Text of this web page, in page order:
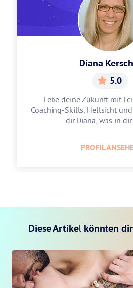
Diana
5.0
Lebe deine Zukunft mit
Coaching-Skills, Hellsicht
dir Diana, was in dir
PROFIL
Diese Artikel könnten